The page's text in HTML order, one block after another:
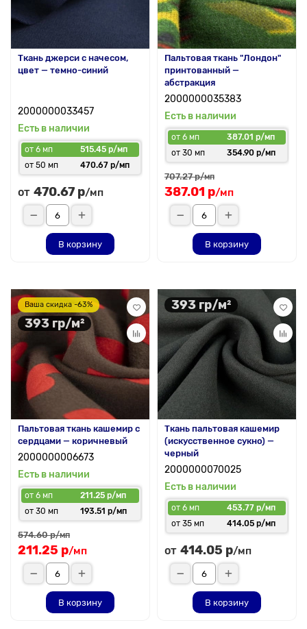
Ткань джерси с начесом,
цвет — темно-синий
2000000033457
Есть в наличии
от 6 мп
515.45 р/мп
от 50 мп
470.67 р/мп
от 470.67 р/мп
В корзину
Пальтовая ткань "Лондон"
принтованный —
абстракция
2000000035383
Есть в наличии
от 6 мп
387.01 р/мп
от 30 мп
354.90 р/мп
707.27 р/мп
387.01 р/мп
В корзину
Ваша скидка -63%
393 гр/м²
Пальтовая ткань кашемир с
сердцами — коричневый
2000000006673
Есть в наличии
от 6 мп
211.25 р/мп
от 30 мп
193.51 р/мп
574.60 р/мп
211.25 р/мп
В корзину
393 гр/м²
Ткань пальтовая кашемир
(искусственное сукно) —
черный
2000000070025
Есть в наличии
от 6 мп
453.77 р/мп
от 35 мп
414.05 р/мп
от 414.05 р/мп
В корзину